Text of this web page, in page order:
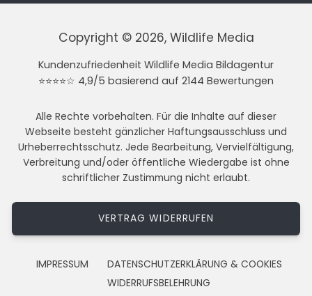
Copyright © 2026, Wildlife Media
Kundenzufriedenheit Wildlife Media Bildagentur
⭐⭐⭐⭐☆ 4,9/5 basierend auf 2144 Bewertungen
Alle Rechte vorbehalten. Für die Inhalte auf dieser
Webseite besteht gänzlicher Haftungsausschluss und
Urheberrechtsschutz. Jede Bearbeitung, Vervielfältigung,
Verbreitung und/oder öffentliche Wiedergabe ist ohne
schriftlicher Zustimmung nicht erlaubt.
VERTRAG WIDERRUFEN
IMPRESSUM
DATENSCHUTZERKLÄRUNG & COOKIES
WIDERRUFSBELEHRUNG